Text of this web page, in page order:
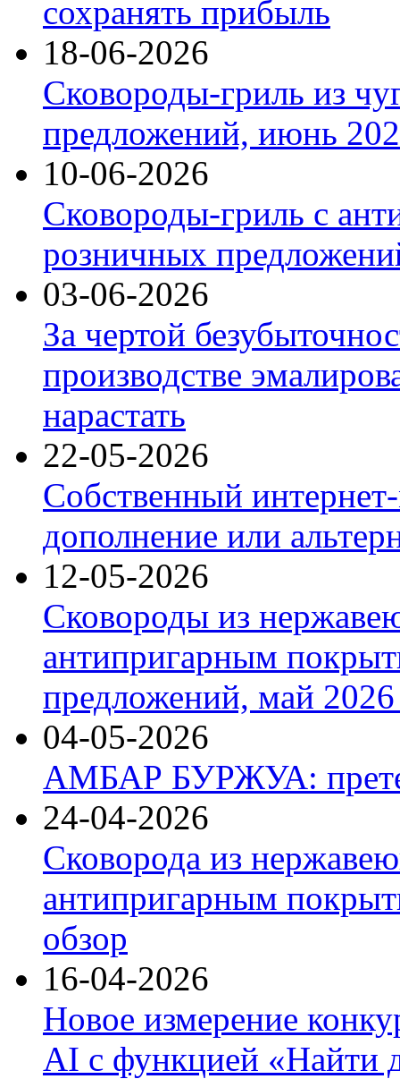
сохранять прибыль
18-06-2026
Сковороды-гриль из
предложений, июнь
10-06-2026
Сковороды-гриль с
розничных
03-06-2026
За чертой
производстве
нарастать
22-05-2026
Собственный
дополнение или
12-05-2026
Сковороды из
антипригарным
предложений, май 2026
04-05-2026
АМБАР БУРЖУА:
24-04-2026
Сковорода из
антипригарным
обзор
16-04-2026
Новое измерение
AI с функцией «Найти